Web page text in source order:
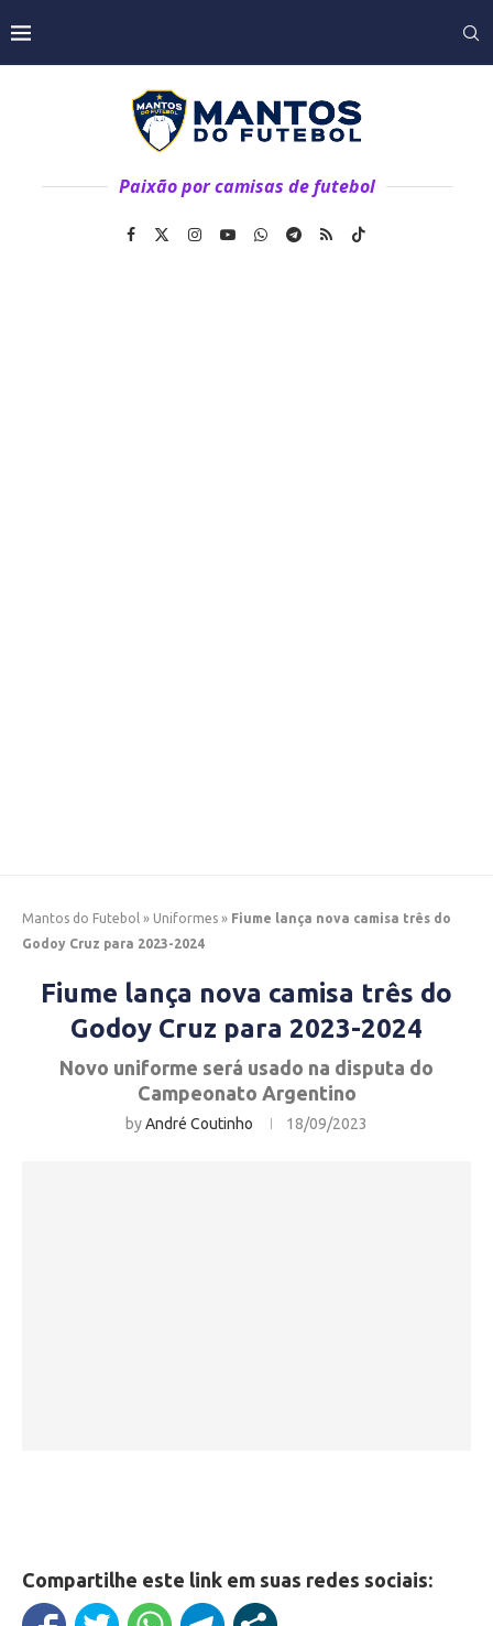
Paixão por camisas de futebol
Mantos do Futebol » Uniformes » Fiume lança nova camisa três do
Godoy Cruz para 2023-2024
Fiume lança nova camisa três do
Godoy Cruz para 2023-2024
Novo uniforme será usado na disputa do
Campeonato Argentino
byAndré Coutinho 18/09/2023
Compartilhe este link em suas redes sociais: